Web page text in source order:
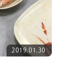
2019.01.30